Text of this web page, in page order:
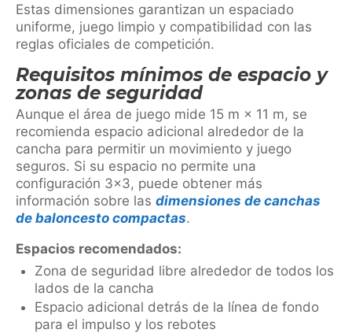
Estas dimensiones garantizan un espaciado
uniforme, juego limpio y compatibilidad con las
reglas oficiales de competición.
Requisitos mínimos de espacio y
zonas de seguridad
Aunque el área de juego mide 15 m × 11 m, se
recomienda espacio adicional alrededor de la
cancha para permitir un movimiento y juego
seguros. Si su espacio no permite una
configuración 3×3, puede obtener más
información sobre las dimensiones de canchas
de baloncesto compactas.
Espacios recomendados:
Zona de seguridad libre alrededor de todos los
lados de la cancha
Espacio adicional detrás de la línea de fondo
para el impulso y los rebotes